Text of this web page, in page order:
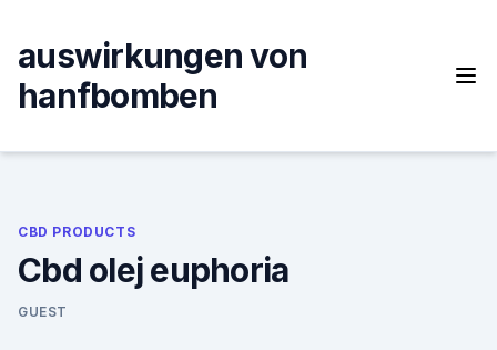
content
auswirkungen von
hanfbomben
CBD PRODUCTS
Cbd olej euphoria
GUEST